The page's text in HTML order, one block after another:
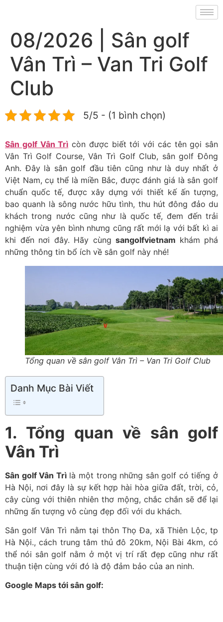
08/2026 | Sân golf
Vân Trì – Van Tri Golf
Club
5/5 - (1 bình chọn)
Sân golf Vân Trì còn được biết tới với các tên gọi sân
Vân Trì Golf Course, Vân Trì Golf Club, sân golf Đông
Anh. Đây là sân golf đầu tiên cũng như là duy nhất ở
Việt Nam, cụ thể là miền Bắc, được đánh giá là sân golf
chuẩn quốc tế, được xây dựng với thiết kế ấn tượng,
bao quanh là sông nước hữu tình, thu hút đông đảo du
khách trong nước cũng như là quốc tế, đem đến trải
nghiệm vừa yên bình nhưng cũng rất mới lạ với bất kì ai
khi đến nơi đây. Hãy cùng sangolfvietnam khám phá
những thông tin bổ ích về sân golf này nhé!
Tổng quan về sân golf Vân Trì – Van Tri Golf Club
Danh Mục Bài Viết
1. Tổng quan về sân golf
Vân Trì
Sân golf Vân Trìlà một trong những sân golf có tiếng ở
Hà Nội, nơi đây là sự kết hợp hài hòa giữa đất, trời, cỏ,
cây cùng với thiên nhiên thơ mộng, chắc chắn sẽ để lại
những ấn tượng vô cùng đẹp đối với du khách.
Sân golf Vân Trì nằm tại thôn Thọ Đa, xã Thiên Lộc, tp
Hà Nội., cách trung tâm thủ đô 20km, Nội Bài 4km, có
thể nói sân golf nằm ở mộtvị trí rất đẹp cũng như rất
thuận tiện cùng với đó là độ đảm bảo của an ninh.
Google Maps tới sân golf: